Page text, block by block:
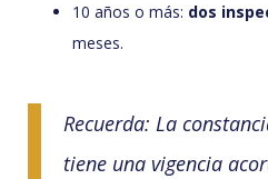
10 años o más: dos
meses.
Recuerda: La
tiene una vigencia